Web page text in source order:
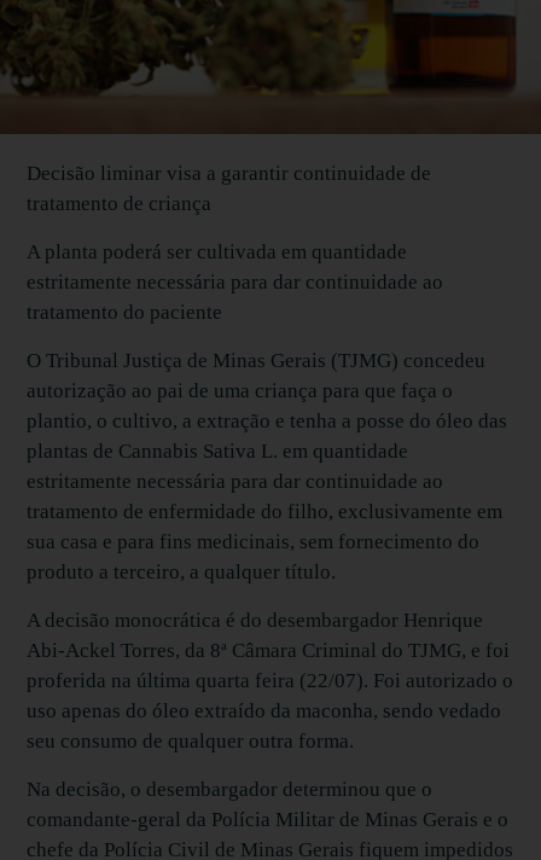
Decisão liminar visa a garantir continuidade de
tratamento de criança
A planta poderá ser cultivada em quantidade
estritamente necessária para dar continuidade ao
tratamento do paciente
O Tribunal Justiça de Minas Gerais (TJMG) concedeu
autorização ao pai de uma criança para que faça o
plantio, o cultivo, a extração e tenha a posse do óleo das
plantas de Cannabis Sativa L. em quantidade
estritamente necessária para dar continuidade ao
tratamento de enfermidade do filho, exclusivamente em
sua casa e para fins medicinais, sem fornecimento do
produto a terceiro, a qualquer título.
A decisão monocrática é do desembargador Henrique
Abi-Ackel Torres, da 8ª Câmara Criminal do TJMG, e foi
proferida na última quarta feira (22/07). Foi autorizado o
uso apenas do óleo extraído da maconha, sendo vedado
seu consumo de qualquer outra forma.
Na decisão, o desembargador determinou que o
comandante-geral da Polícia Militar de Minas Gerais e o
chefe da Polícia Civil de Minas Gerais fiquem impedidos